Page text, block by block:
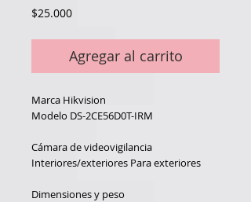
$25.000Precio
Agregar al carrito
Marca Hikvision
Modelo DS-2CE56D0T-IRM
Cámara de videovigilancia
Interiores/exteriores Para exteriores
Dimensiones y peso